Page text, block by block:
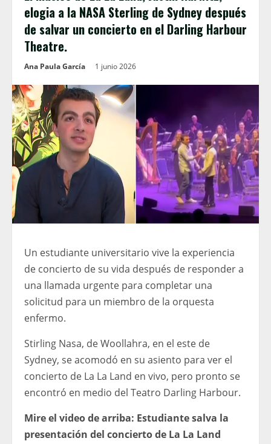
elogia a la NASA Sterling de Sydney después
de salvar un concierto en el Darling Harbour
Theatre.
Ana Paula García 1 junio 2026
Un estudiante universitario vive la experiencia
de concierto de su vida después de responder a
una llamada urgente para completar una
solicitud para un miembro de la orquesta
enfermo.
Stirling Nasa, de Woollahra, en el este de
Sydney, se acomodó en su asiento para ver el
concierto de La La Land en vivo, pero pronto se
encontró en medio del Teatro Darling Harbour.
Mire el video de arriba: Estudiante salva la
presentación del concierto de La La Land